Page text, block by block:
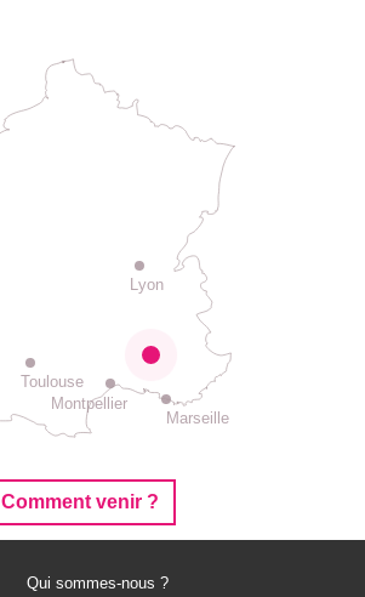
Lyon
Montpellier
Toulouse
Marseille
Comment venir ?
Qui sommes-nous ?